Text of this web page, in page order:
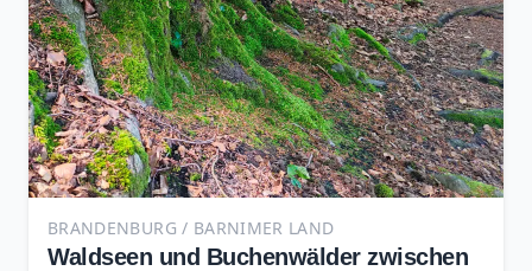
BRANDENBURG / BARNIMER LAND
Waldseen und Buchenwälder zwischen